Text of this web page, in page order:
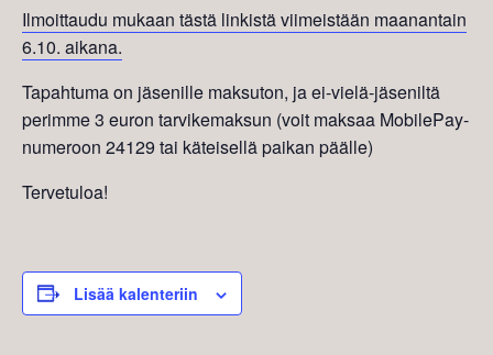
Ilmoittaudu mukaan tästä linkistä viimeistään maanantain
6.10. aikana.
Tapahtuma on jäsenille maksuton, ja ei-vielä-jäseniltä
perimme 3 euron tarvikemaksun (voit maksaa MobilePay-
numeroon 24129 tai käteisellä paikan päälle)
Tervetuloa!
Lisää kalenteriin